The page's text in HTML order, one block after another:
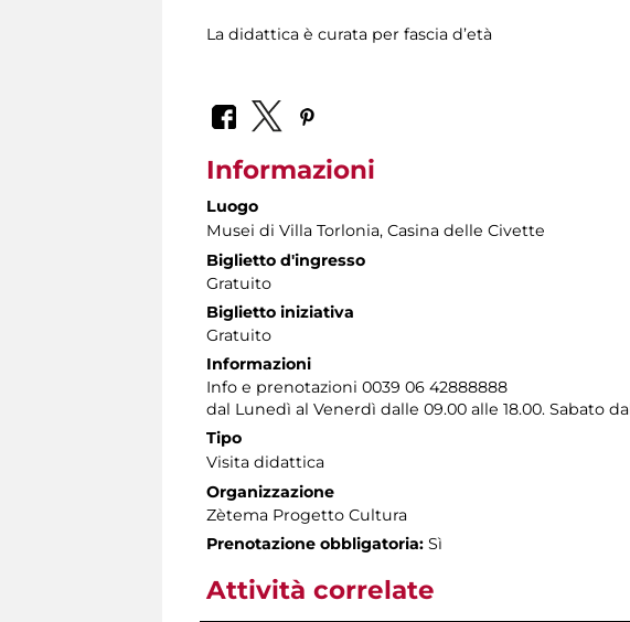
La didattica è curata per fascia d’età
Informazioni
Luogo
Musei di Villa Torlonia, Casina delle Civette
Biglietto d'ingresso
Gratuito
Biglietto iniziativa
Gratuito
Informazioni
Info e prenotazioni 0039 06 42888888
dal Lunedì al Venerdì dalle 09.00 alle 18.00. Sabato
Tipo
Visita didattica
Organizzazione
Zètema Progetto Cultura
Prenotazione obbligatoria: Sì
Attività correlate